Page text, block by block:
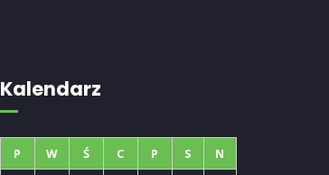
Kalendarz
P W Ś C P S N